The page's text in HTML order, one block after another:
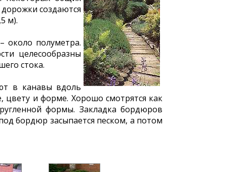
создаются
м).
около полуметра.
целесообразны
стока.
в канавы вдоль
и форме. Хорошо смотрятся как
формы. Закладка бордюров
бордюр засыпается песком, а потом